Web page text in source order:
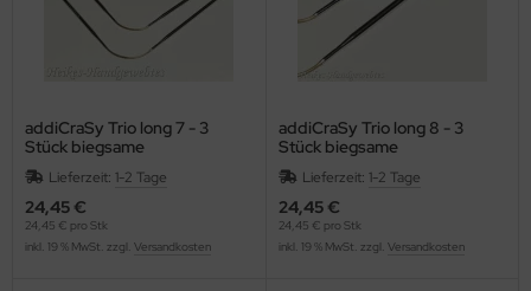
addiCraSy Trio long 7 - 3
Stück biegsame
Strumpfstricknadeln
Lieferzeit: 1-2 Tage
24,45 €
24,45 € pro Stk
inkl. 19 % MwSt. zzgl. Versandkosten
addiCraSy Trio long 8 - 3
Stück biegsame
Strumpfstricknadeln
Lieferzeit: 1-2 Tage
24,45 €
24,45 € pro Stk
inkl. 19 % MwSt. zzgl. Versandkosten